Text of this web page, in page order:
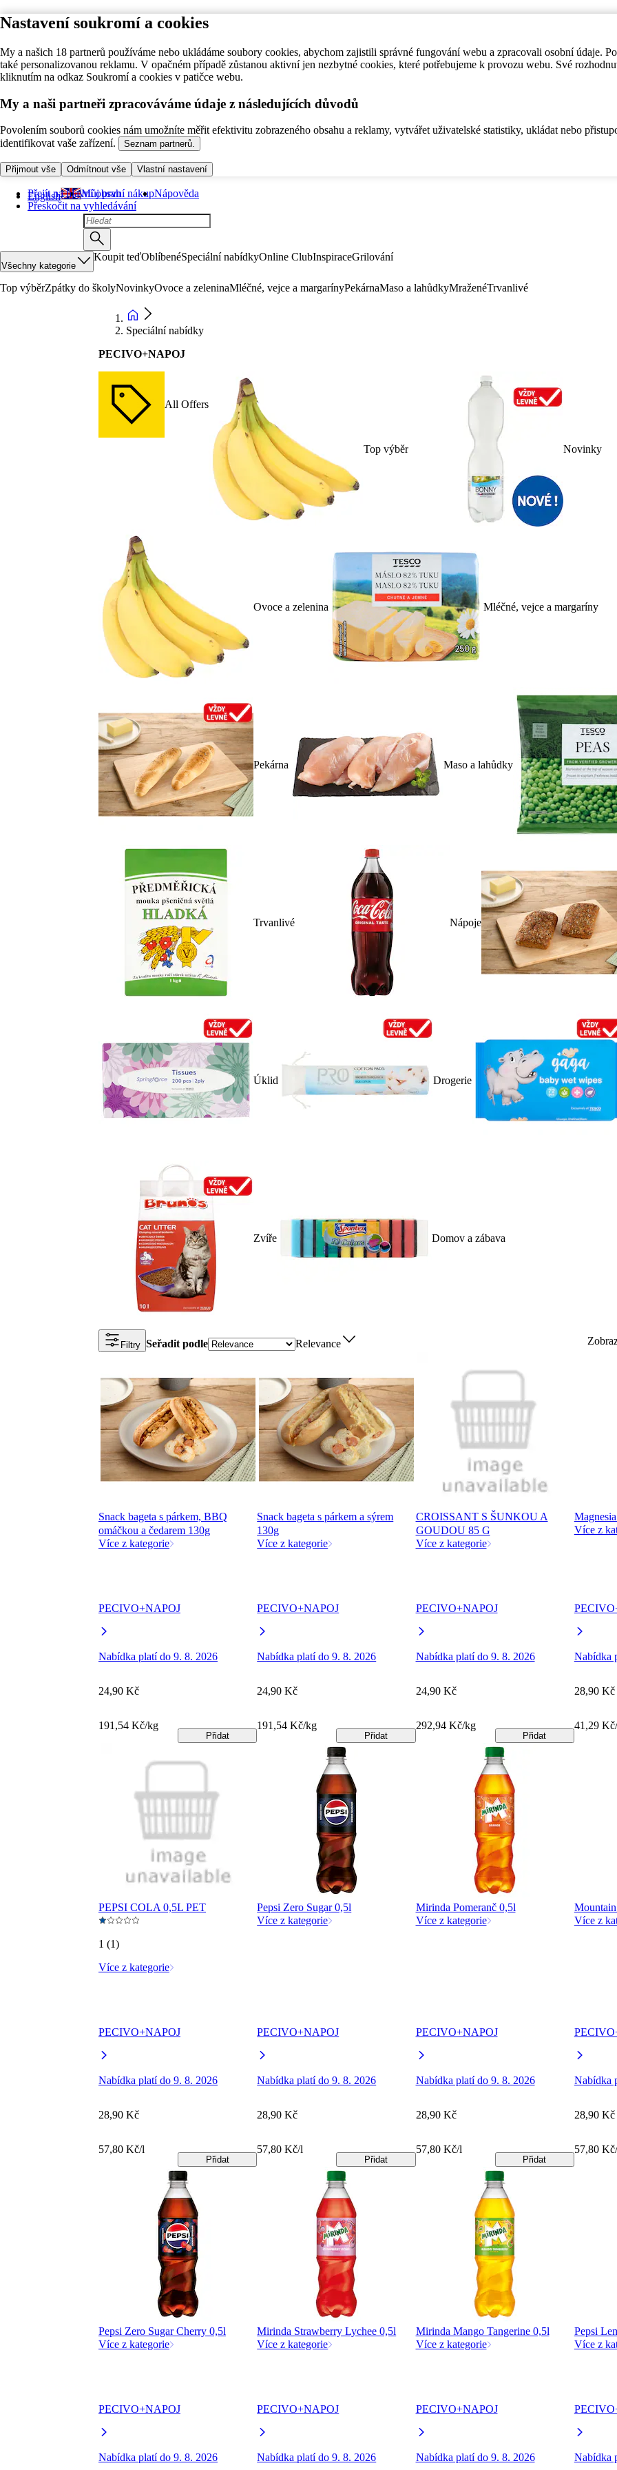
Nastavení soukromí a cookies
My a našich 18 partnerů používáme nebo ukládáme soubory cookies, abychom zajistili správné fungování webu a zpracovali osobní údaje.
také personalizovanou reklamu. V opačném případě zůstanou aktivní jen nezbytné cookies, které potřebujeme k provozu webu. Své
kliknutím na odkaz Soukromí a cookies v patičce webu.
My a naši partneři zpracováváme údaje z následujících důvodů
Povolením souborů cookies nám umožníte měřit efektivitu zobrazeného obsahu a reklamy, vytvářet uživatelské statistiky, ukládat nebo
identifikovat vaše zařízení.
Seznam partnerů.
Přijmout vše Odmítnout vše Vlastní nastavení
Přejít na hlavní obsah
Přeskočit na vyhledávání
English Můj první nákupNápověda
Všechny kategorie
Koupit teďOblíbenéSpeciální nabídkyOnline ClubInspiraceGrilování
Top výběrZpátky do školyNovinkyOvoce a zeleninaMléčné, vejce a margarínyPekárnaMaso a lahůdkyMraženéTrvanlivé
Speciální nabídky
PECIVO+NAPOJ
All Offers
Top výběr Novinky
Ovoce a zelenina Mléčné, vejce a margaríny
Pekárna Maso a lahůdky
Trvanlivé Nápoje
Úklid Drogerie
Zvíře Domov a zábava
Filtry Seřadit podle Relevance
Snack bageta s párkem, BBQ
omáčkou a čedarem 130g
Více z kategorie
PECIVO+NAPOJ
Nabídka platí do 9. 8. 2026
24,90 Kč
191,54 Kč/kg
Přidat
Snack bageta s párkem a sýrem
130g
Více z kategorie
PECIVO+NAPOJ
Nabídka platí do 9. 8. 2026
24,90 Kč
191,54 Kč/kg
Přidat
CROISSANT S ŠUNKOU A
GOUDOU 85 G
Více z kategorie
PECIVO+NAPOJ
Nabídka platí do 9. 8. 2026
24,90 Kč
292,94 Kč/kg
Přidat
Více z
Nabídka
28,90 Kč
41,29
PEPSI COLA 0,5L PET
1 (1)
Více z kategorie
PECIVO+NAPOJ
Nabídka platí do 9. 8. 2026
28,90 Kč
57,80 Kč/l
Přidat
Pepsi Zero Sugar 0,5l
Více z kategorie
PECIVO+NAPOJ
Nabídka platí do 9. 8. 2026
28,90 Kč
57,80 Kč/l
Přidat
Mirinda Pomeranč 0,5l
Více z kategorie
PECIVO+NAPOJ
Nabídka platí do 9. 8. 2026
28,90 Kč
57,80 Kč/l
Přidat
Více z
Nabídka
28,90 Kč
57,80
Pepsi Zero Sugar Cherry 0,5l
Více z kategorie
PECIVO+NAPOJ
Nabídka platí do 9. 8. 2026
Mirinda Strawberry Lychee 0,5l
Více z kategorie
PECIVO+NAPOJ
Nabídka platí do 9. 8. 2026
Mirinda Mango Tangerine 0,5l
Více z kategorie
PECIVO+NAPOJ
Nabídka platí do 9. 8. 2026
Pepsi
Více z
Nabídka